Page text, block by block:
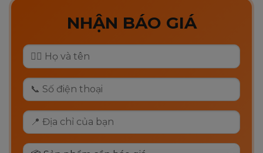
NHẬN BÁO GIÁ